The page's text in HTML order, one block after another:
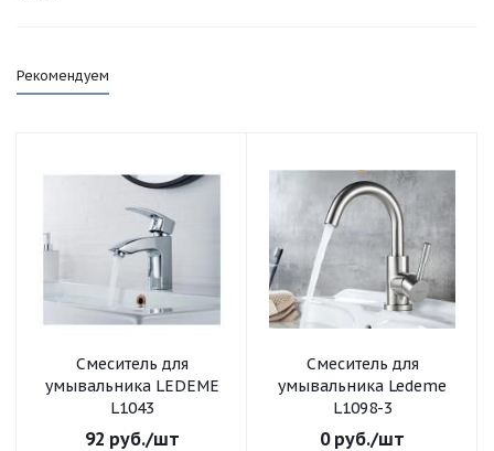
Рекомендуем
Смеситель для
умывальника LEDEME
L1043
92 руб./шт
Смеситель для
умывальника Ledeme
L1098-3
0руб./шт